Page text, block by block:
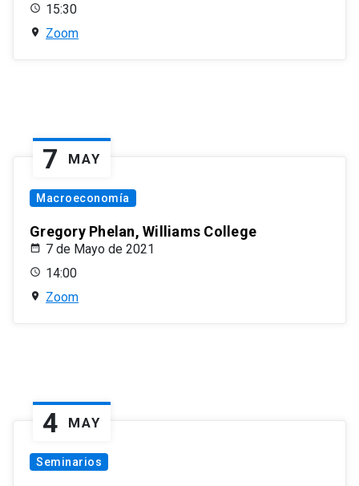
15:30
Zoom
7 MAY
Macroeconomía
Gregory Phelan, Williams College
7 de Mayo de 2021
14:00
Zoom
4 MAY
Seminarios